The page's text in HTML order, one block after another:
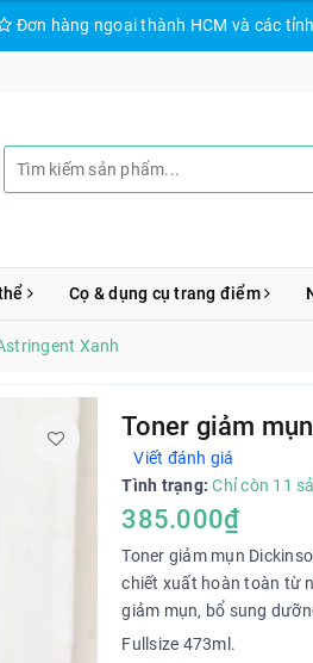
Đơn hàng ngoại thành HCM và các
Cọ & dụng cụ trang điểm
Xanh
Toner giảm
Viết đánh giá
Tình trạng: Chỉ còn 11
385.000₫
Toner giảm mụn
chiết xuất hoàn toàn từ
giảm mụn, bổ sung
Fullsize 473ml.